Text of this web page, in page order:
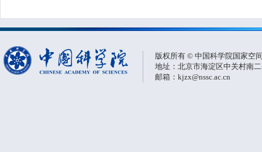
版权所有 © 中国科学院国家空
地址：北京市海淀区中关村南
邮箱：kjzx@nssc.ac.cn